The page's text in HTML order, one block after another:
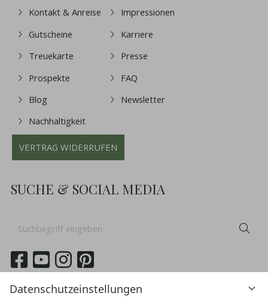
Datenschutzeinstellungen
Kontakt & Anreise
Gutscheine
Treuekarte
Prospekte
Blog
Nachhaltigkeit
Impressionen
Karriere
Presse
FAQ
Newsletter
VERTRAG WIDERRUFEN
SUCHE & SOCIAL MEDIA
Suchbegriff
German English